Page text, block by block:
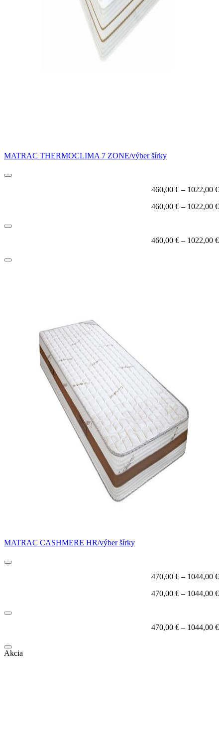
MATRAC THERMOCLIMA 7 ZONE/výber šírky
460,00 € – 1022,00 €
460,00 € – 1022,00 €
460,00 € – 1022,00 €
MATRAC CASHMERE HR/výber šírky
470,00 € – 1044,00 €
470,00 € – 1044,00 €
470,00 € – 1044,00 €
Akcia